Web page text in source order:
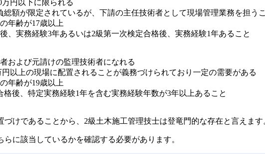
円以下に限られる
総額が限定されているが、下請の主任技術者として現場管理業務を担う
年齢が17歳以上
、実務経験3年あるいは2級第一次検定合格後、実務経験1年あること
および元請けの監理技術者になれる
円以上の現場に配置されることが義務づけられており一定の需要がある
年齢が19歳以上
格後、特定実務経験1年を含む実務経験年数が3年以上あること
けであることから、 2級土木施工管理技士は登竜門的な存在と言えます
らに該当しているかを確認する必要があります。